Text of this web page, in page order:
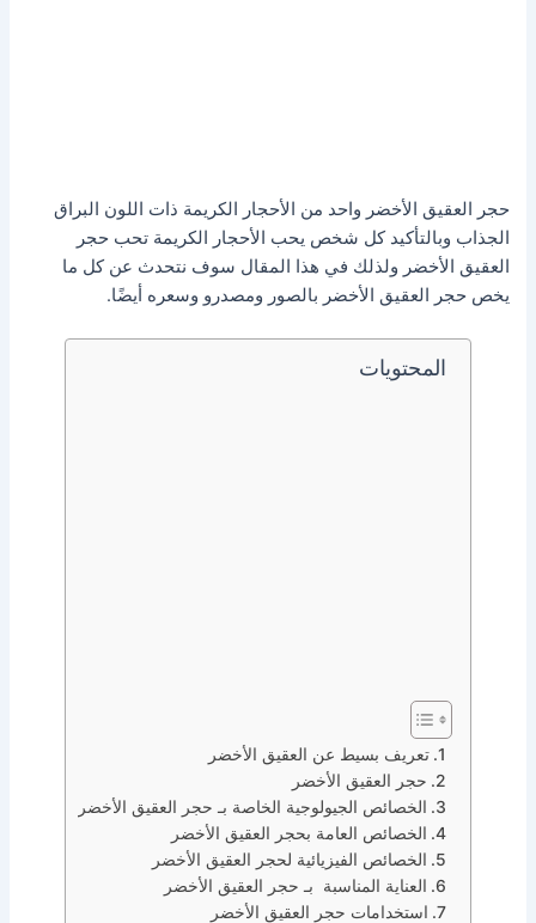
حجر العقيق الأخضر ‏واحد من الأحجار الكريمة ذات اللون البراق
الجذاب وبالتأكيد كل شخص يحب الأحجار الكريمة تحب حجر
العقيق الأخضر ولذلك في هذا المقال سوف نتحدث عن كل ما
يخص حجر العقيق الأخضر بالصور ومصدرو وسعره أيضًا.
المحتويات
تعريف بسيط عن العقيق الأخضر
حجر العقيق الأخضر
الخصائص الجيولوجية الخاصة بـ حجر العقيق الأخضر
الخصائص العامة بحجر العقيق الأخضر
الخصائص الفيزيائية لحجر العقيق الأخضر
العناية المناسبة بـ حجر العقيق الأخضر
استخدامات حجر العقيق الأخضر